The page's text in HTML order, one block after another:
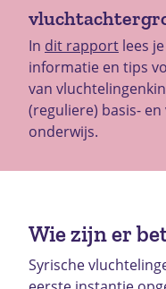
In dit rapport lees
informatie en tips
van
(reguliere) basis-
onderwijs.
Wie zijn er
Syrische